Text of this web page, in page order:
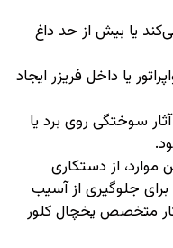
یا بیش از حد داغ
یا داخل فریزر ایجاد
سوختگی روی برد یا
از دستکاری
جلوگیری از آسیب
متخصص یخچال کلور